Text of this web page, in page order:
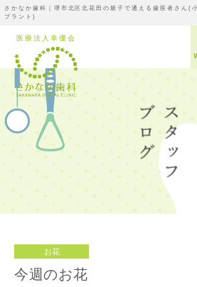
さかなか歯科｜堺市北区北花田の親子で通える歯医者さん(
プラント)
お花
今週のお花